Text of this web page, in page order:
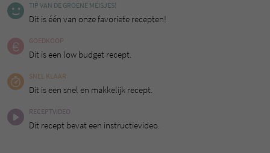
TIP VAN DE GROENE MEISJES!
Dit is één van onze favoriete recepten!
GOEDKOOP
Dit is een low budget recept.
SNEL KLAAR
Dit is een snel en makkelijk recept.
RECEPTVIDEO
Dit recept bevat een instructievideo.